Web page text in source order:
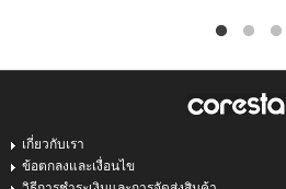
เกี่ยวกับเรา
ข้อตกลงและเงื่อนไข